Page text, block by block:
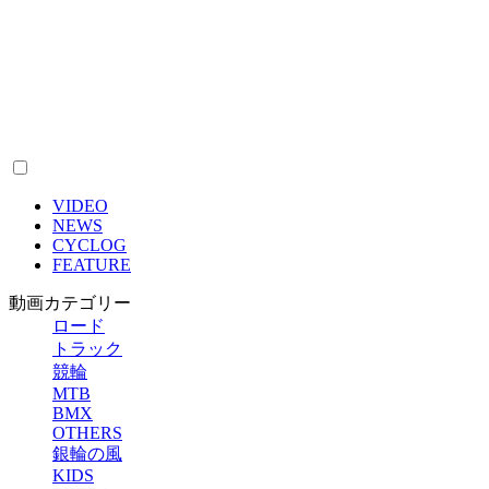
VIDEO
NEWS
CYCLOG
FEATURE
動画カテゴリー
ロード
トラック
競輪
MTB
BMX
OTHERS
銀輪の風
KIDS